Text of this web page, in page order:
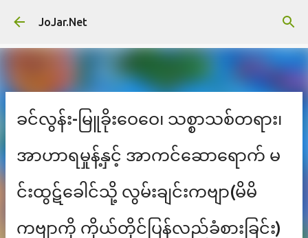
JoJar.Net
ခင်လွန်း-မြူခိုးဝေဝေ၊ သစ္စာသစ်တရား၊
အာဟာရမှုန့်နှင့် အာကင်ဆောရောက် မ
င်းထွဋ်ခေါင်သို့ လွမ်းချင်းကဗျာ(မိမိ
ကဗျာကို ကိုယ်တိုင်ပြန်လည်ခံစားခြင်း)